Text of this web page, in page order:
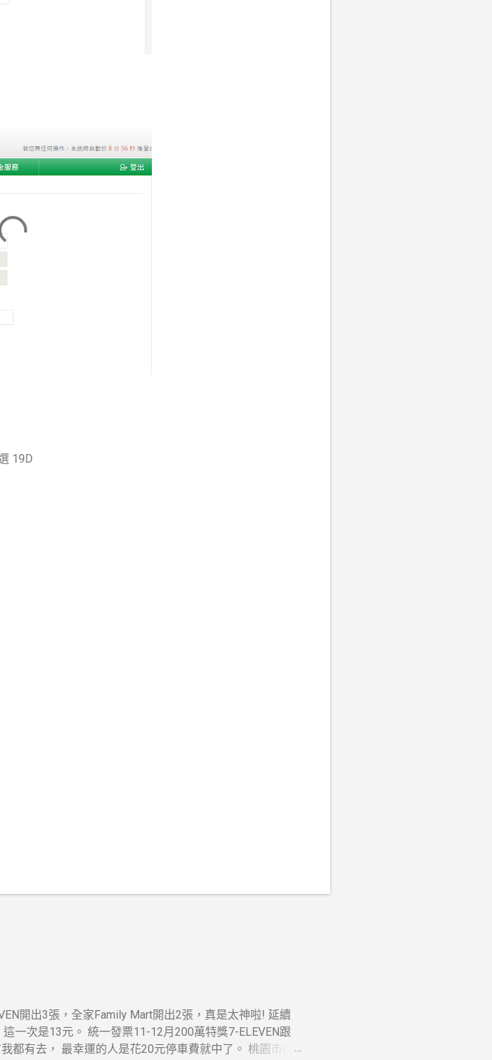
19D
開出3張，全家Family Mart開出2張，真是太神啦! 延續
一次是13元。 統一發票11-12月200萬特獎7-ELEVEN跟
都有去， 最幸運的人是花20元停車費就中了。 桃園市蘆